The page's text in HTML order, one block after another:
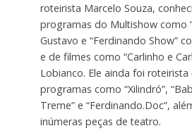
roteirista Marcelo Souza,
programas do Multishow como
Gustavo e “Ferdinando Show”
e de filmes como “Carlinho e
Lobianco. Ele ainda foi
programas como “Xilindró”,
Treme” e “Ferdinando.Doc”,
inúmeras peças de teatro.